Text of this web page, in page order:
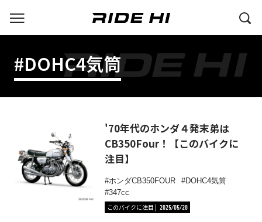
#DOHC4気筒
'70年代のホンダ４発末弟は
CB350Four！【このバイクに
注目】
ホンダCB350FOUR
DOHC4気筒
347cc
このバイクに注目
2025/05/28